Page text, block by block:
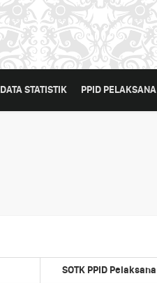
DATA STATISTIK PPID PELAKSANA
SOTK PPID Pelaksana